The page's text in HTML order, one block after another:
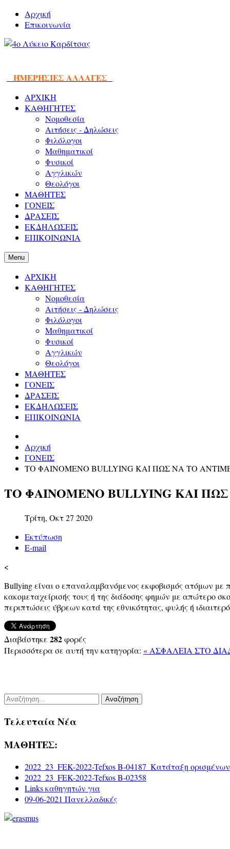
Αρχική
Επικοινωνία
ΗΜΕΡΗΣΙΕΣ ΑΛΛΑΓΕΣ
ΑΡΧΙΚΗ
ΚΑΘΗΓΗΤΕΣ
Νομοθεσία
Αιτήσεις - Δηλώσεις
Φιλόλογοι
Μαθηματικοί
Φυσικοί
Αγγλικών
Θεολόγοι
ΜΑΘΗΤΕΣ
ΓΟΝΕΙΣ
ΔΡΑΣΕΙΣ
ΕΚΔΗΛΩΣΕΙΣ
ΕΠΙΚΟΙΝΩΝΙΑ
Menu
ΑΡΧΙΚΗ
ΚΑΘΗΓΗΤΕΣ
Νομοθεσία
Αιτήσεις - Δηλώσεις
Φιλόλογοι
Μαθηματικοί
Φυσικοί
Αγγλικών
Θεολόγοι
ΜΑΘΗΤΕΣ
ΓΟΝΕΙΣ
ΔΡΑΣΕΙΣ
ΕΚΔΗΛΩΣΕΙΣ
ΕΠΙΚΟΙΝΩΝΙΑ
Αρχική
ΓΟΝΕΙΣ
ΤΟ ΦΑΙΝΟΜΕΝΟ BULLYING ΚΑΙ ΠΩΣ ΝΑ ΤΟ
ΤΟ ΦΑΙΝΟΜΕΝΟ BULLYING ΚΑΙ
Τρίτη, Οκτ 27 2020
Εκτύπωση
E-mail
<
Βullying είναι ο επαναλαμβανόμενος εκφοβισμός ατόμων με
κακομεταχείρισής τους ή της διάδοσης φημών με απώτερο
περιπτώσεις ύβρεων κατά της εθνικότητας, φυλής ή
Διαβάστηκε 282φορές
Περισσότερα σε αυτή την κατηγορία: « ΑΣΦΑΛΕΙΑ ΣΤΟ
Αναζήτηση
Τελευταία Νέα
ΜΑΘΗΤΕΣ:
2022_23_FEK-2022-Tefxos B-04187_Κατάταξη
2022_23_FEK-2022-Tefxos B-02358
Links καθηγητών για
09-06-2021 Πανελλαδικές